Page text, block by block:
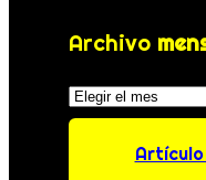
Archivo
Archivos